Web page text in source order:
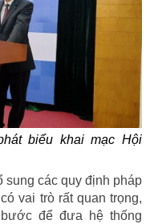
biểu khai mạc Hội
các quy định pháp
vai trò rất quan trọng,
để đưa hệ thống